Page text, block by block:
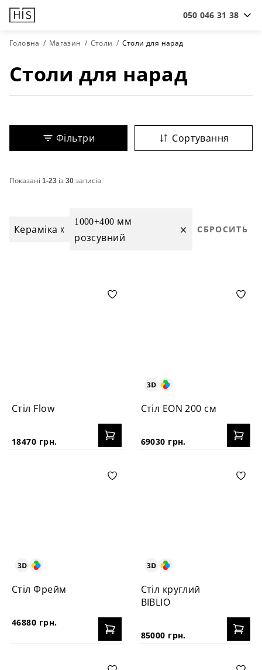
050 046 31 38
Головна Магазин Столи Столи для нарад
Столи для нарад
Фільтри Сортування
Показані 1-23 із30записів.
Кераміка
1000+400 мм
розсувний
СБРОСИТЬ
Стіл Flow
18470 грн.
Стіл EON 200 см
69030 грн.
Стіл Фрейм
46880 грн.
Стіл круглий
BIBLIO
85000 грн.